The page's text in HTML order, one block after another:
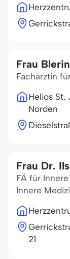
Frau
Fachärztin
Helios St.
Norden
Frau Dr.
FÄ für
Innere
21